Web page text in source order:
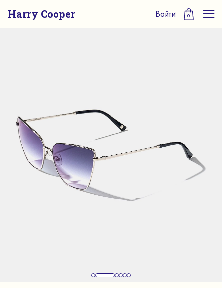
Harry Cooper Войти 0